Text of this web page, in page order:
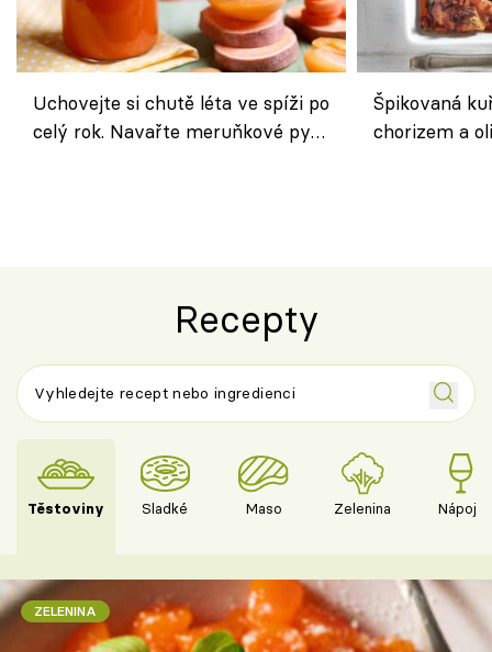
Uchovejte si chutě léta ve spíži po
celý rok. Navařte meruňkové pyré
Špikovaná
chorizem a
Recepty
Těstoviny Sladké Maso Zelenina Nápoje
ZELENINA